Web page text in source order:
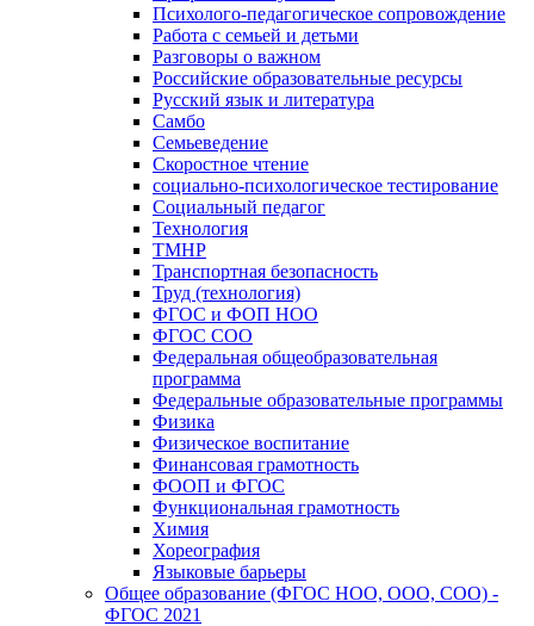
Психолого-педагогическое сопровождение
Работа с семьей и детьми
Разговоры о важном
Российские образовательные ресурсы
Русский язык и литература
Самбо
Семьеведение
Скоростное чтение
социально-психологическое тестирование
Социальный педагог
Технология
ТМНР
Транспортная безопасность
Труд (технология)
ФГОС и ФОП НОО
ФГОС СОО
Федеральная общеобразовательная
программа
Федеральные образовательные программы
Физика
Физическое воспитание
Финансовая грамотность
ФООП и ФГОС
Функциональная грамотность
Химия
Хореография
Языковые барьеры
Общее образование (ФГОС НОО, ООО, СОО) -
ФГОС 2021